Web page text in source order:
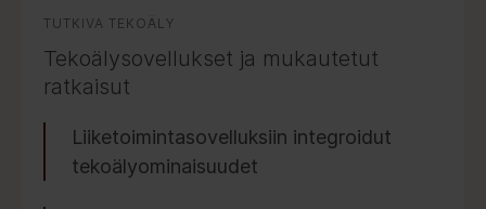
TUTKIVA TEKOÄLY
Tekoälysovellukset ja mukautetut
ratkaisut
Liiketoimintasovelluksiin integroidut
tekoälyominaisuudet